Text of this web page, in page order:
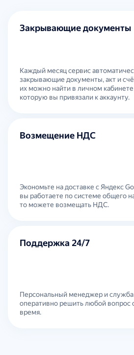
Закрывающие документы
Каждый месяц сервис
закрывающие документы, акт и
их можно найти в личном
которую вы привязали к аккаунту.
Возмещение НДС
Экономьте на доставке с Яндекс
вы работаете по системе общего
то можете возмещать НДС.
Поддержка 24/7
Персональный менеджер и
оперативно решить любой вопрос
время.